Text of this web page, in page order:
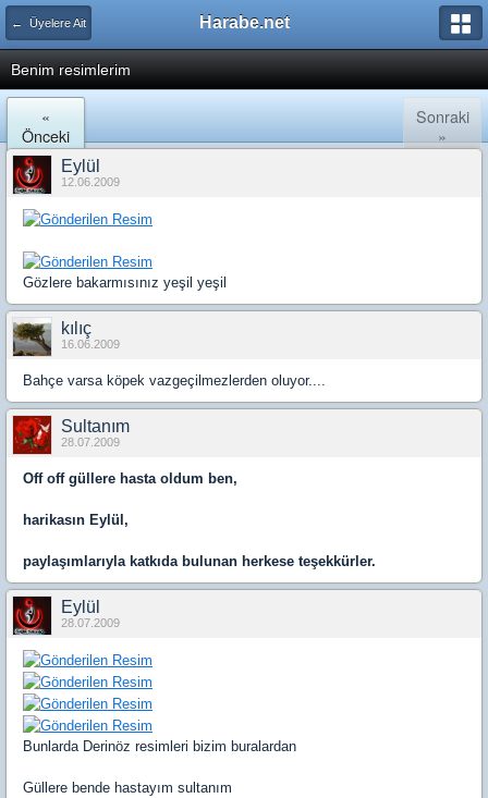
← Üyelere Ait Harabe.net
Benim resimlerim
«
Önceki
Sonraki
»
Eylül
12.06.2009
Gözlere bakarmısınız yeşil yeşil
kılıç
16.06.2009
Bahçe varsa köpek vazgeçilmezlerden oluyor....
Sultanım
28.07.2009
Off off güllere hasta oldum ben,
harikasın Eylül,
paylaşımlarıyla katkıda bulunan herkese teşekkürler.
Eylül
28.07.2009
Bunlarda Derinöz resimleri bizim buralardan
Güllere bende hastayım sultanım